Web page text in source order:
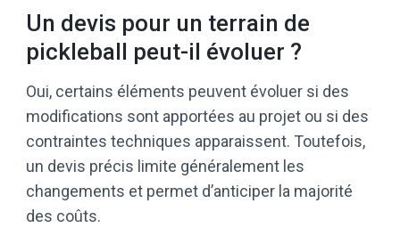
Un devis pour un terrain de
pickleball peut-il évoluer ?
Oui, certains éléments peuvent évoluer si des
modifications sont apportées au projet ou si des
contraintes techniques apparaissent. Toutefois,
un devis précis limite généralement les
changements et permet d’anticiper la majorité
des coûts.